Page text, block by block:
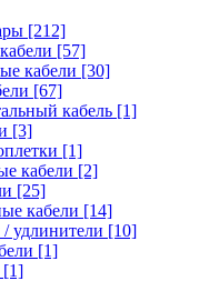
[212]
[57]
кабели [30]
[67]
кабель [1]
[3]
[1]
кабели [2]
[25]
кабели [14]
удлинители [10]
[1]
[1]